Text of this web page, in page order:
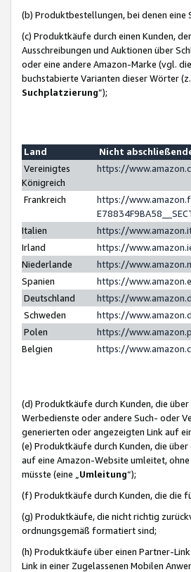
(b) Produktbestellungen, bei denen
(c) Produktkäufe durch einen Kunden,
Ausschreibungen und Auktionen über
oder eine andere Amazon-Marke (vgl.
buchstabierte Varianten dieser Wörter
Suchplatzierung”);
Land
Nicht
Vereinigtes
Königreich
https://
Frankreich
https://
Italien
https://
Irland
https://
Niederlande
https://
Spanien
https://
Deutschland
https://
Schweden
https://
Polen
https://
Belgien
https://
(d) Produktkäufe durch Kunden, die
Werbedienste oder andere Such- oder
generierten oder angezeigten Link auf
(e) Produktkäufe durch Kunden, die
auf eine Amazon-Website umleitet,
müsste (eine „ Umleitung“);
(f) Produktkäufe durch Kunden, die die
(g) Produktkäufe, die nicht richtig
ordnungsgemäß formatiert sind;
(h) Produktkäufe über einen Partner-
Link in einer Zugelassenen Mobilen